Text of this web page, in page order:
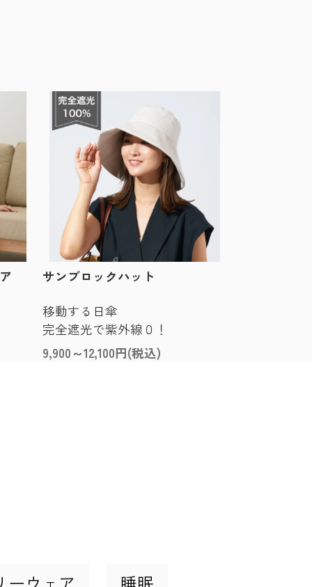
サンブロックハット
移動する日傘
完全遮光で紫外線０！
9,900～12,100円(税込)